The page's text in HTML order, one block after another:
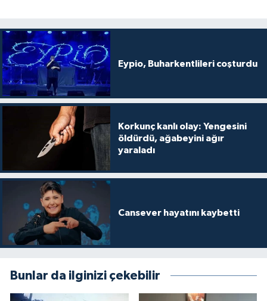
Eypio, Buharkentlileri coşturdu
Korkunç kanlı olay: Yengesini
öldürdü, ağabeyini ağır
yaraladı
Cansever hayatını kaybetti
Bunlar da ilginizi çekebilir